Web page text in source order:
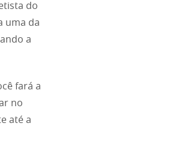
do
uma da
a
fará a
no
até a